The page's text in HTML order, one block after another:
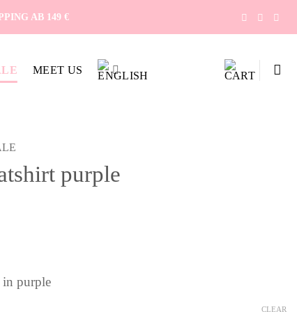
AB 149 €
MEET US
purple
in purple
CLEAR